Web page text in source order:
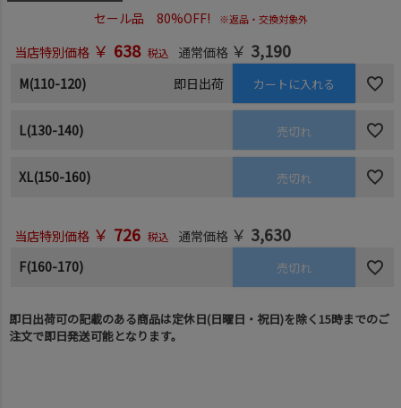
セール品 80%OFF! ※返品・交換対象外
当店特別価格 ￥ 638 税込 通常価格 ￥ 3,190
M(110-120) 即日出荷 カートに入れる
L(130-140) 売切れ
XL(150-160) 売切れ
当店特別価格 ￥ 726 税込 通常価格 ￥ 3,630
F(160-170) 売切れ
即日出荷可の記載のある商品は定休日(日曜日・祝日)を除く15時までのご
注文で即日発送可能となります。